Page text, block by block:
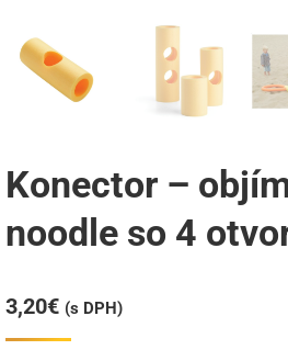
Konector –
noodle so 4
3,20€ (s DPH)